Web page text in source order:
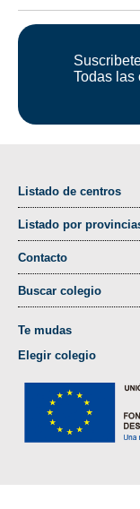
Todas las
Listado de centros
Listado por
Contacto
Buscar colegio
Te mudas
Elegir colegio